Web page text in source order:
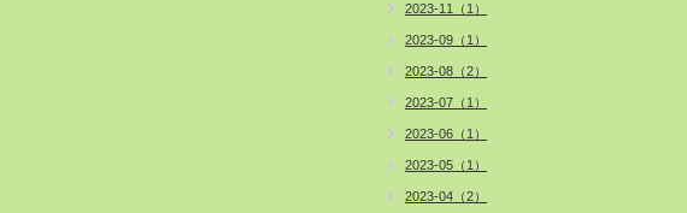
2023-11（1）
2023-09（1）
2023-08（2）
2023-07（1）
2023-06（1）
2023-05（1）
2023-04（2）